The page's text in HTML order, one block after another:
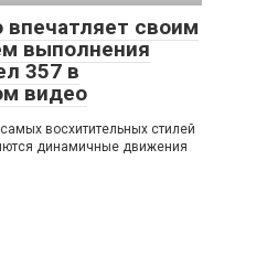
впечатляет своим
выполнения
357 в
видео
восхитительных стилей
динамичные движения